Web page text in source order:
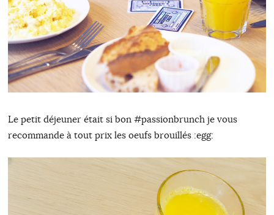
Le petit déjeuner était si bon #passionbrunch je vous
recommande à tout prix les oeufs brouillés :egg: